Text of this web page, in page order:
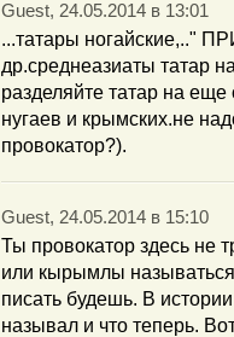
Guest, 24.05.2014 в 13:01
...татары ногайские,.."
др.среднеазиаты татар
разделяйте татар на
нугаев и крымских.не
провокатор?).
Guest, 24.05.2014 в 15:10
Ты провокатор здесь не
или кырымлы
писать будешь. В
называл и что теперь.